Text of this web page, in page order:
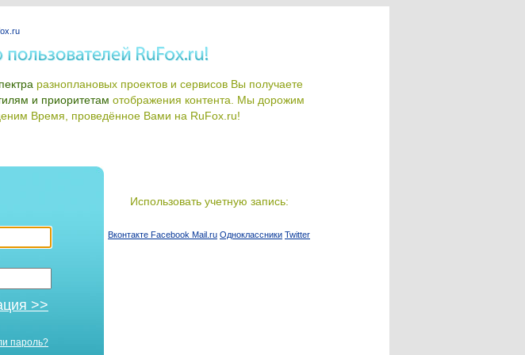
разноплановых проектов и сервисов Вы получаете
и приоритетам отображения контента. Мы дорожим
Время, проведённое Вами на RuFox.ru!
Использовать учетную запись:
Вконтакте Facebook Mail.ru Одноклассники Twitter
>>
пароль?